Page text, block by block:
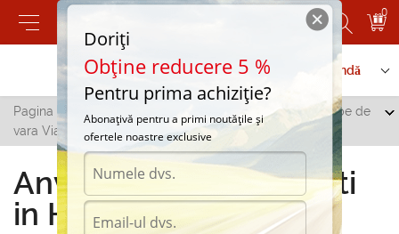
0
Contactați-ne Serviciu de comandă
Pagina principală Hincesti
Anvelope de
vara Viatti in Hincesti
Anvelope de vara Viatti
in Hincesti
Doriți
Obține reducere 5 %
Pentru prima achiziție?
Abonațivă pentru a primi noutățile și
ofertele noastre exclusive